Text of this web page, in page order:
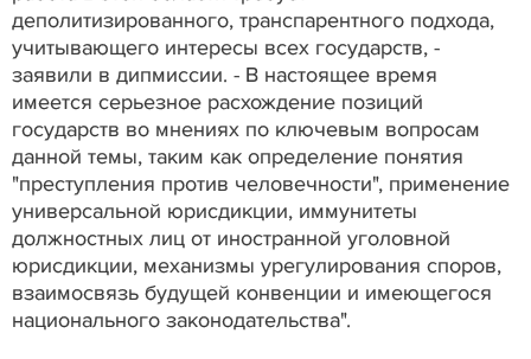
деполитизированного, транспарентного подхода,
учитывающего интересы всех государств, -
заявили в дипмиссии. - В настоящее время
имеется серьезное расхождение позиций
государств во мнениях по ключевым вопросам
данной темы, таким как определение понятия
"преступления против человечности", применение
универсальной юрисдикции, иммунитеты
должностных лиц от иностранной уголовной
юрисдикции, механизмы урегулирования споров,
взаимосвязь будущей конвенции и имеющегося
национального законодательства".